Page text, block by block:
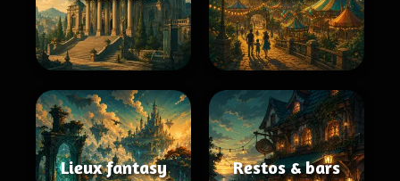
Lieux fantasy Restos & bars